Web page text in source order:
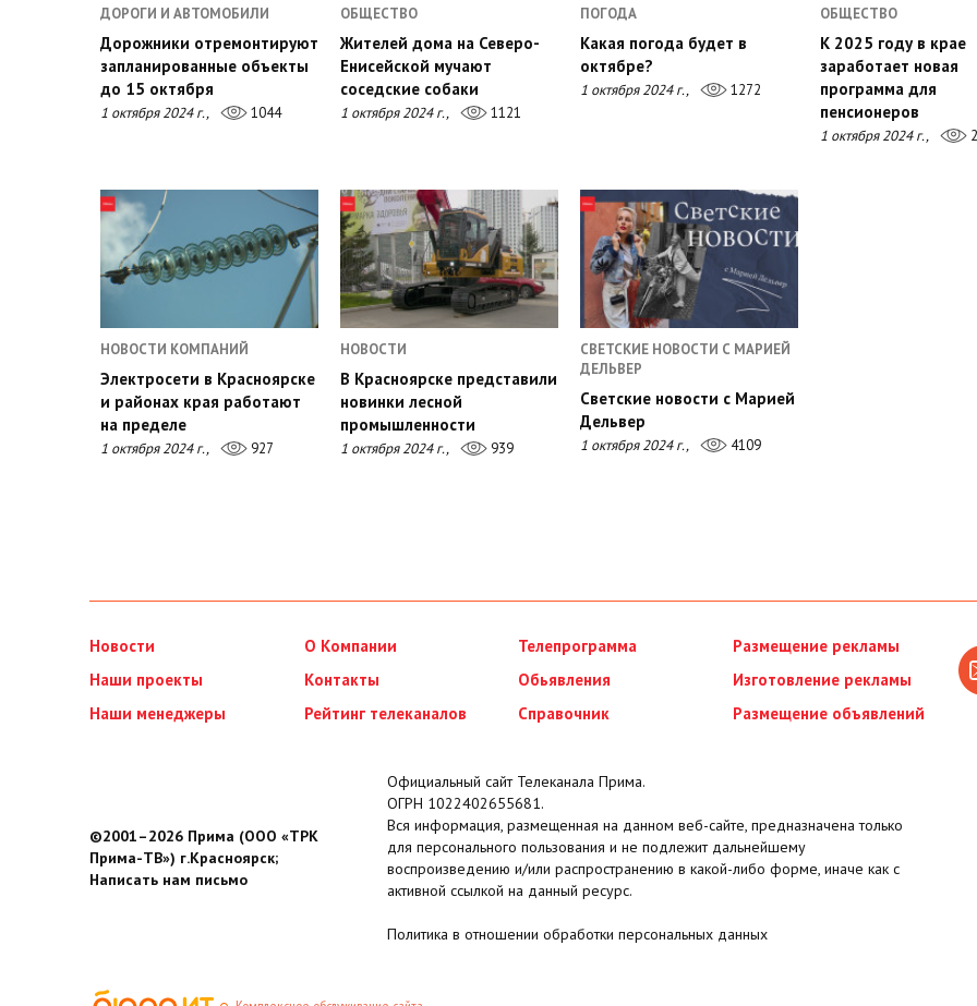
ДОРОГИ И АВТОМОБИЛИ
Дорожники отремонтируют
запланированные объекты
до 15 октября
1 октября 2024 г., 1044
ОБЩЕСТВО
Жителей дома на Северо-
Енисейской мучают
соседские собаки
1 октября 2024 г., 1121
ПОГОДА
Какая погода будет в
октябре?
1 октября 2024 г., 1272
ОБЩЕСТВО
К 2025 году в крае
заработает новая
программа для
пенсионеров
1 октября 2024 г.,
НОВОСТИ КОМПАНИЙ
Электросети в Красноярске
и районах края работают
на пределе
1 октября 2024 г., 927
НОВОСТИ
В Красноярске представили
новинки лесной
промышленности
1 октября 2024 г., 939
СВЕТСКИЕ НОВОСТИ С МАРИЕЙ
ДЕЛЬВЕР
Светские новости с Марией
Дельвер
1 октября 2024 г., 4109
Новости
Наши проекты
Наши менеджеры
О Компании
Контакты
Рейтинг телеканалов
Телепрограмма
Обьявления
Справочник
Размещение рекламы
Изготовление рекламы
Размещение объявлений
©2001–2026 Прима (ООО «ТРК
Прима-ТВ») г.Красноярск;
Написать нам письмо
Официальный сайт Телеканала Прима.
ОГРН 1022402655681.
Вся информация, размещенная на данном веб-сайте, предназначена только
для персонального пользования и не подлежит дальнейшему
воспроизведению и/или распространению в какой-либо форме, иначе как с
активной ссылкой на данный ресурс.
Политика в отношении обработки персональных данных